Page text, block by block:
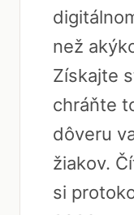
než
Získajte
chráňte
dôveru
žiakov.
si